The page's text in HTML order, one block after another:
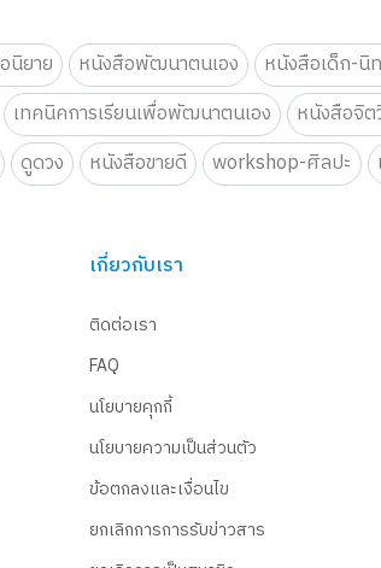
นิยาย หนังสือพัฒนาตนเอง หนังสือเด็ก-นิ
เทคนิคการเรียนเพื่อพัฒนาตนเอง หนังสือจิต
ดูดวง หนังสือขายดี workshop-ศิลปะ
เกี่ยวกับเรา
ติดต่อเรา
FAQ
นโยบายคุกกี้
นโยบายความเป็นส่วนตัว
ข้อตกลงและเงื่อนไข
ยกเลิกการการรับข่าวสาร